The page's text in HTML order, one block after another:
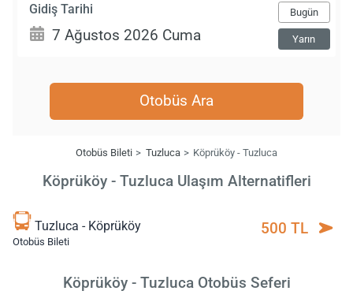
Gidiş Tarihi Bugün
Yarın
Otobüs Ara
Otobüs Bileti Tuzluca Köprüköy - Tuzluca
Köprüköy - Tuzluca Ulaşım Alternatifleri
Tuzluca - Köprüköy
Otobüs Bileti
500 TL
Köprüköy - Tuzluca Otobüs Seferi